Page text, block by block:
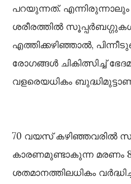
പറയുന്നത്. എന്നിരുന്നാലും
ശരീരത്തില്‍
എത്തിക്കഴിഞ്ഞാല്‍,
രോഗങ്ങള്‍ ചികിത്സിച്ച്‌
വളരെയധികം
70 വയസ് കഴിഞ്ഞവരില്‍
കാരണമുണ്ടാകുന്ന മരണം
ശതമാനത്തിലധികം